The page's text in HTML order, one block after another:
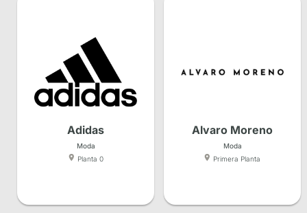
Adidas
Moda
Planta 0
Alvaro Moreno
Moda
Primera Planta